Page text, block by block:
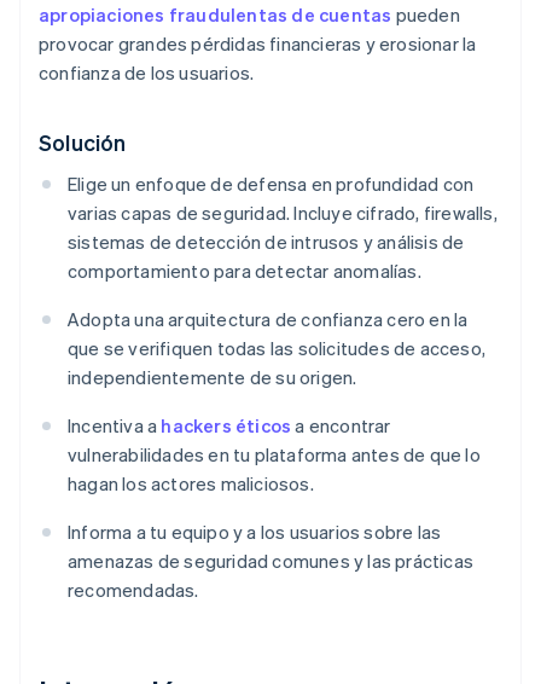
apropiaciones fraudulentas de cuentas pueden
provocar grandes pérdidas financieras y erosionar la
confianza de los usuarios.
Solución
Elige un enfoque de defensa en profundidad con
varias capas de seguridad. Incluye cifrado, firewalls,
sistemas de detección de intrusos y análisis de
comportamiento para detectar anomalías.
Adopta una arquitectura de confianza cero en la
que se verifiquen todas las solicitudes de acceso,
independientemente de su origen.
Incentiva a hackers éticos a encontrar
vulnerabilidades en tu plataforma antes de que lo
hagan los actores maliciosos.
Informa a tu equipo y a los usuarios sobre las
amenazas de seguridad comunes y las prácticas
recomendadas.